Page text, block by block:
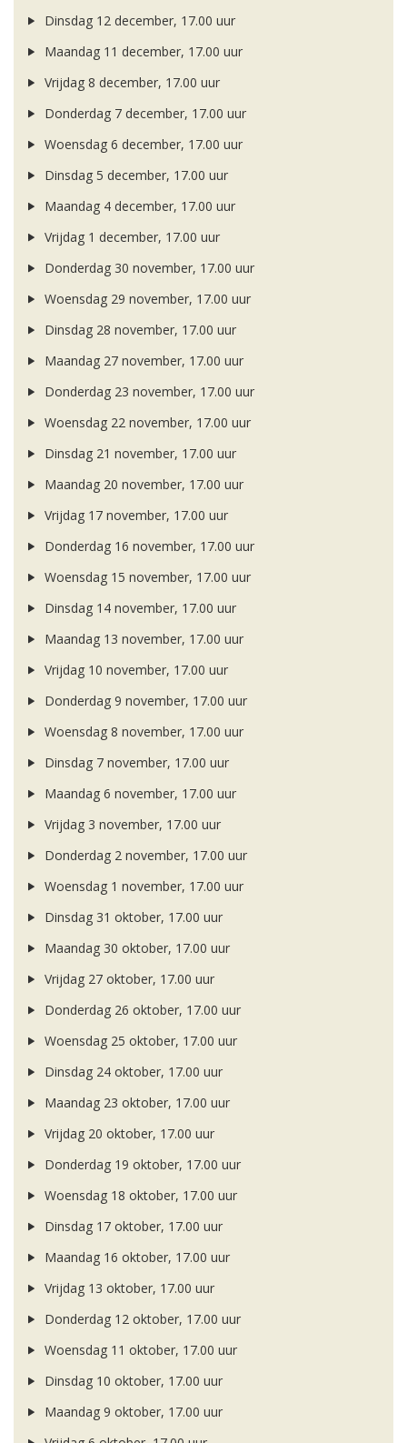
Dinsdag 12 december, 17.00 uur
Maandag 11 december, 17.00 uur
Vrijdag 8 december, 17.00 uur
Donderdag 7 december, 17.00 uur
Woensdag 6 december, 17.00 uur
Dinsdag 5 december, 17.00 uur
Maandag 4 december, 17.00 uur
Vrijdag 1 december, 17.00 uur
Donderdag 30 november, 17.00 uur
Woensdag 29 november, 17.00 uur
Dinsdag 28 november, 17.00 uur
Maandag 27 november, 17.00 uur
Donderdag 23 november, 17.00 uur
Woensdag 22 november, 17.00 uur
Dinsdag 21 november, 17.00 uur
Maandag 20 november, 17.00 uur
Vrijdag 17 november, 17.00 uur
Donderdag 16 november, 17.00 uur
Woensdag 15 november, 17.00 uur
Dinsdag 14 november, 17.00 uur
Maandag 13 november, 17.00 uur
Vrijdag 10 november, 17.00 uur
Donderdag 9 november, 17.00 uur
Woensdag 8 november, 17.00 uur
Dinsdag 7 november, 17.00 uur
Maandag 6 november, 17.00 uur
Vrijdag 3 november, 17.00 uur
Donderdag 2 november, 17.00 uur
Woensdag 1 november, 17.00 uur
Dinsdag 31 oktober, 17.00 uur
Maandag 30 oktober, 17.00 uur
Vrijdag 27 oktober, 17.00 uur
Donderdag 26 oktober, 17.00 uur
Woensdag 25 oktober, 17.00 uur
Dinsdag 24 oktober, 17.00 uur
Maandag 23 oktober, 17.00 uur
Vrijdag 20 oktober, 17.00 uur
Donderdag 19 oktober, 17.00 uur
Woensdag 18 oktober, 17.00 uur
Dinsdag 17 oktober, 17.00 uur
Maandag 16 oktober, 17.00 uur
Vrijdag 13 oktober, 17.00 uur
Donderdag 12 oktober, 17.00 uur
Woensdag 11 oktober, 17.00 uur
Dinsdag 10 oktober, 17.00 uur
Maandag 9 oktober, 17.00 uur